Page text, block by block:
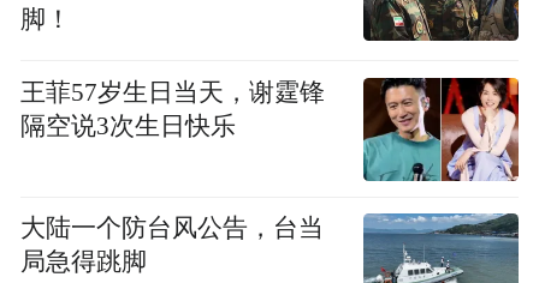
的设计规划单位也好。他想要的东西，一定
合适的东西。那么，我们其实作为施工单
位，作为供应商，我们也会有我们的一些想
法，特别是我们朱炳仁大师，他作为我们铜
建筑行业的一个领头羊。他也有很多自己多
年的一些积淀，也有多年的一些知识的贡
脚！
王菲57岁生日当天，谢霆锋
隔空说3次生日快乐
大陆一个防台风公告，台当
局急得跳脚